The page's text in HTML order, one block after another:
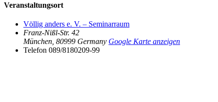
Veranstaltungsort
Völlig anders e. V. – Seminarraum
Franz-Nißl-Str. 42
München 80999 Germany Google Karte anzeigen
Telefon 089/8180209-99